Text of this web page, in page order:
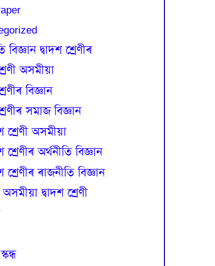
বিজ্ঞান দ্বাদশ শ্ৰেণীৰ
অসমীয়া
বিজ্ঞান
সমাজ বিজ্ঞান
অসমীয়া
অৰ্থনীতি বিজ্ঞান
ৰাজনীতি বিজ্ঞান
দ্বাদশ শ্ৰেণী